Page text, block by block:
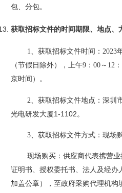
包、分包。
获取招标文件的时间期限、地点、
1、获取招标文件时间：2023
（节假日除外），上午9：00～12 ：
京时间）。
2、获取招标文件地点：深圳
光电研发大厦1-1102 。
3、获取招标文件方式：现场
现场购买：供应商代表携营
证明书、授权委托书、法人 及经办
加盖公章），至政府采购代理机构